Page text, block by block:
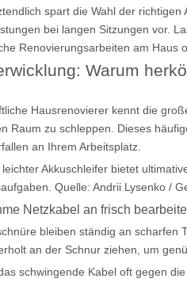
spart die Wahl der
bei langen Sitzungen vor.
Renovierungsarbeiten am Haus
Warum
Hausrenovierer kennt die
Raum zu schleppen. Dieses
an Ihrem Arbeitsplatz.
Akkuschleifer bietet
Quelle: Andrii Lysenko /
Netzkabel an frisch
bleiben ständig an
an der Schnur ziehen, um
schwingende Kabel oft gegen